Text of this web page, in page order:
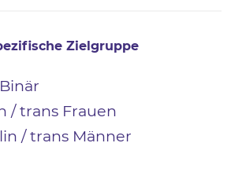
Zielgruppe
/ trans Frauen
/ trans Männer